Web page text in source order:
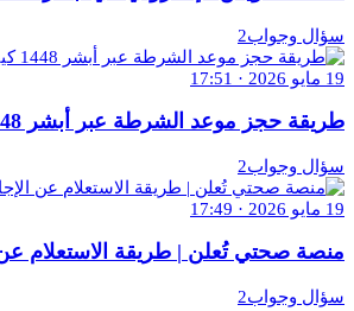
سؤال وجواب2
19 مايو 2026 · 17:51
طريقة حجز موعد الشرطة عبر أبشر 1448 كيف احجز موعد في مركز الشرطه؟
سؤال وجواب2
19 مايو 2026 · 17:49
منصة صحتي تُعلن | طريقة الاستعلام عن
سؤال وجواب2